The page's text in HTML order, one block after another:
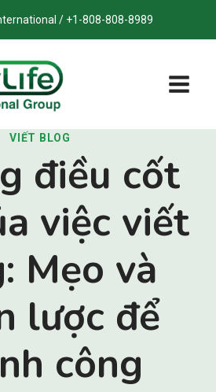
/ +1-808-808-8989
VIẾT BLOG
điều cốt
việc viết
Mẹo và
lược để
công